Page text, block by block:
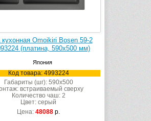
кухонная Omoikiri Bosen 59-2
(платина, 590х500 мм)
Япония
Код товара: 4993224
Габариты (шг): 590x500
встраиваемый сверху
Количество чаш: 2
Цвет: серый
Цена: 48088 р.